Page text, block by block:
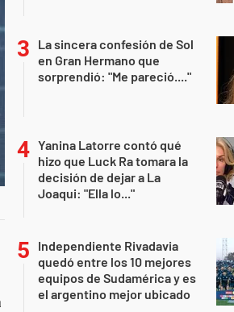
La sincera confesión de Sol
en Gran Hermano que
sorprendió: "Me pareció...."
Yanina Latorre contó qué
hizo que Luck Ra tomara la
decisión de dejar a La
Joaqui: "Ella lo..."
Independiente Rivadavia
quedó entre los 10 mejores
equipos de Sudamérica y es
el argentino mejor ubicado